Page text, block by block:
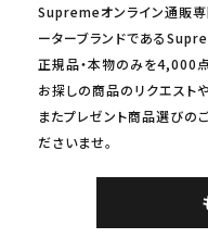
Supremeオンライン通販専
ーターブランドである
正規品・本物のみを4,000
お探しの商品のリクエスト
またプレゼント商品選びの
ださいませ。